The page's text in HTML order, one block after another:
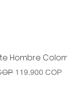
Hombre
Precio de oferta
119.900 COP